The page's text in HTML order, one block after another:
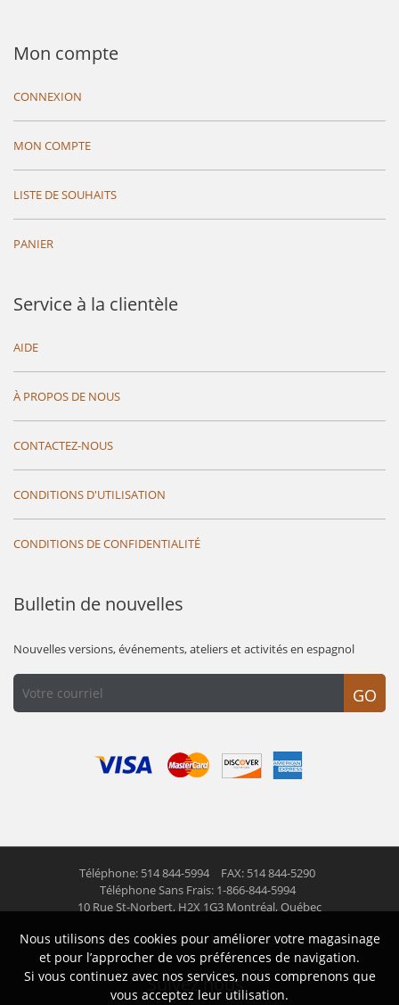
Mon compte
CONNEXION
MON COMPTE
LISTE DE SOUHAITS
PANIER
Service à la clientèle
AIDE
À PROPOS DE NOUS
CONTACTEZ-NOUS
CONDITIONS D'UTILISATION
CONDITIONS DE CONFIDENTIALITÉ
Bulletin de nouvelles
Nouvelles versions, événements, ateliers et activités en espagnol
GO
Téléphone: 514 844-5994
FAX: 514 844-5290
Téléphone Sans Frais: 1-866-844-5994
10 Rue St-Norbert, H2X 1G3 Montréal, Québec
© 2026 Las Americas inc. Tous droits réservés
Suivez nous
Nous utilisons des cookies pour améliorer votre magasinage
et pour l’approcher de vos préférences de navigation.
Si vous continuez avec nos services, nous comprenons que
vous acceptez leur utilisation.